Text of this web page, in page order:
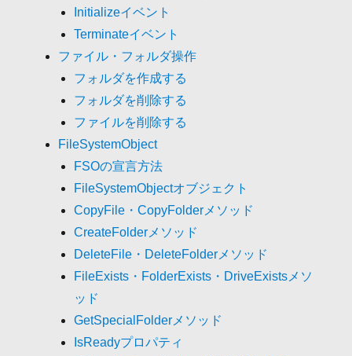
Initializeイベント
Terminateイベント
ファイル・フォルダ操作
フォルダを作成する
フォルダを削除する
ファイルを削除する
FileSystemObject
FSOの宣言方法
FileSystemObjectオブジェクト
CopyFile・CopyFolderメソッド
CreateFolderメソッド
DeleteFile・DeleteFolderメソッド
FileExists・FolderExists・DriveExistsメソ
ッド
GetSpecialFolderメソッド
IsReadyプロパティ